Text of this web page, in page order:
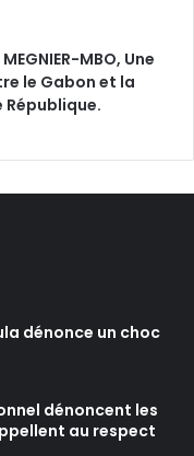
MBO, Une
le Gabon et la
République.
dénonce un choc
dénoncent les
au respect